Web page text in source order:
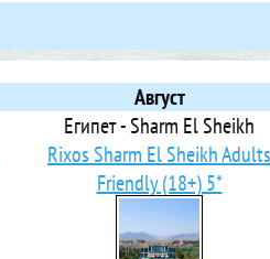
Август
Египет - Sharm El Sheikh
Rixos Sharm El Sheikh Adults
Friendly (18+) 5*